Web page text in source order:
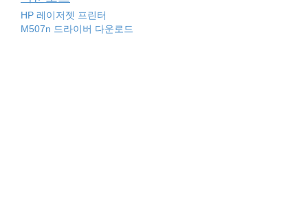
HP 레이저젯 프린터
M507n 드라이버 다운로드